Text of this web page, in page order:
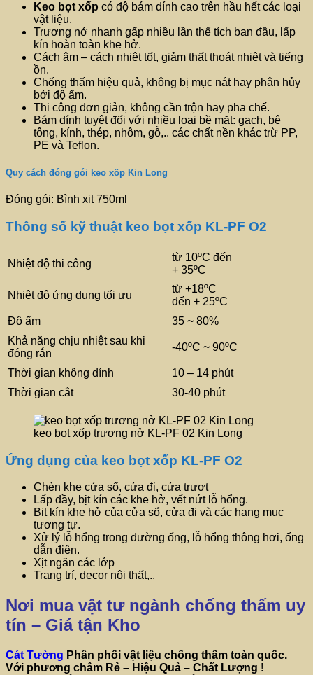
Keo bọt xốp có độ bám dính cao trên hầu hết các loại
vật liệu.
Trương nở nhanh gấp nhiều lần thể tích ban đầu, lấp
kín hoàn toàn khe hở.
Cách âm – cách nhiệt tốt, giảm thất thoát nhiệt và tiếng
ồn.
Chống thấm hiệu quả, không bị mục nát hay phân hủy
bởi độ ẩm.
Thi công đơn giản, không cần trộn hay pha chế.
Bám dính tuyệt đối với nhiều loại bề mặt: gạch, bê
tông, kính, thép, nhôm, gỗ,.. các chất nền khác trừ PP,
PE và Teflon.
Quy cách đóng gói keo xốp Kin Long
Đóng gói: Bình xịt 750ml
Thông số kỹ thuật keo bọt xốp KL-PF O2
Nhiệt độ thi công
từ 10ºC đến
+ 35ºC
Nhiệt độ ứng dụng tối ưu
từ +18ºC
đến + 25ºC
Độ ẩm
35 ~ 80%
Khả năng chịu nhiệt sau khi
đóng rắn
-40ºC ~ 90ºC
Thời gian không dính
10 – 14 phút
Thời gian cắt
30-40 phút
keo bọt xốp trương nở KL-PF 02 Kin Long
Ứng dụng của keo bọt xốp KL-PF O2
Chèn khe cửa sổ, cửa đi, cửa trượt
Lấp đầy, bịt kín các khe hở, vết nứt lỗ hổng.
Bịt kín khe hở của cửa sổ, cửa đi và các hạng mục
tương tự.
Xử lý lỗ hổng trong đường ống, lỗ hổng thông hơi, ống
dẫn điện.
Xịt ngăn các lớp
Trang trí, decor nội thất,..
Nơi mua vật tư ngành chống thấm uy
tín – Giá tận Kho
Cát Tường Phân phối vật liệu chống thấm toàn quốc.
Với phương châm Rẻ – Hiệu Quả – Chất Lượng !